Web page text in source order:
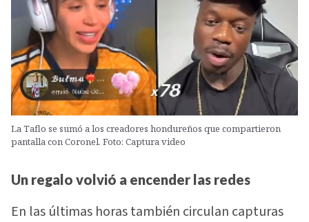
La Taflo se sumó a los creadores hondureños que compartieron
pantalla con Coronel. Foto: Captura video
Un regalo volvió a encender las redes
En las últimas horas también circulan capturas